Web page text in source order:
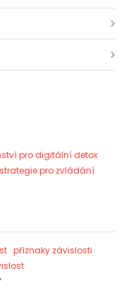
pro digitální detox
strategie pro zvládání
příznaky závislosti